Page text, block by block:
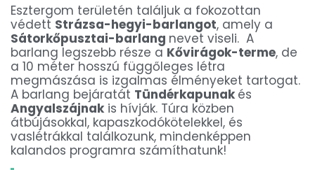
Esztergom területén találjuk a fokozottan
védett Strázsa-hegyi-barlangot, amely a
Sátorkőpusztai-barlang nevet viseli. A
barlang legszebb része a Kővirágok-terme, de
a 10 méter hosszú függőleges létra
megmászása is izgalmas élményeket tartogat.
A barlang bejáratát Tündérkapunak és
Angyalszájnak is hívják. Túra közben
átbújásokkal, kapaszkodókötelekkel, és
vaslétrákkal találkozunk, mindenképpen
kalandos programra számíthatunk!